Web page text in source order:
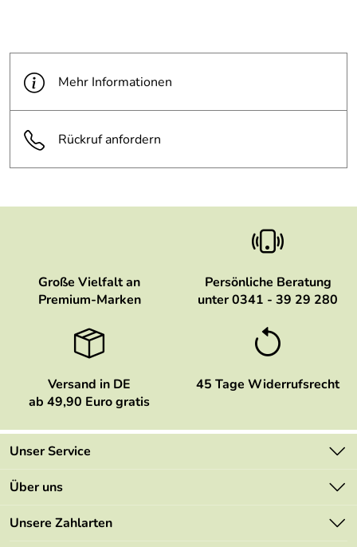
Mehr Informationen
Rückruf anfordern
Große Vielfalt an
Premium-Marken
Persönliche Beratung
unter 0341 - 39 29 280
Versand in DE
ab 49,90 Euro gratis
45 Tage Widerrufsrecht
Unser Service
Kontakt
Mehrwertsteuerfrei
Über uns
Marken
Unsere Zahlarten